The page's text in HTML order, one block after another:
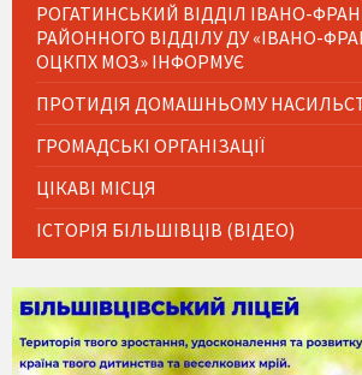
РОГАТИНСЬКИЙ ВІДДІЛ ІВАНО-
РАЙОННОГО ВІДДІЛУ ДУ «ІВАНО-
ОЦКПХ МОЗ» ІНФОРМУЄ
ПРОТИДІЯ ДОМАШНЬОМУ
ГРОМАДСЬКІ ОРГАНІЗАЦІЇ
ЦІКАВІ МІСЦЯ
ІСТОРІЯ БІЛЬШІВЦІВ (ВІДЕО)